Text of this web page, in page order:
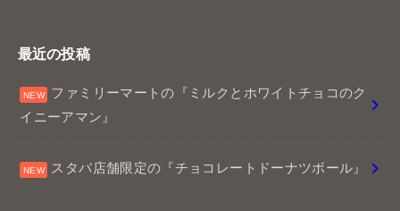
最近の投稿
ファミリーマートの『ミルクとホワイトチョコのク
イニーアマン』
スタバ店舗限定の『チョコレートドーナツボール』